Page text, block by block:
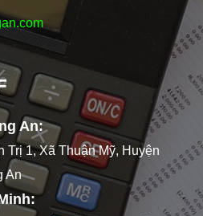
An:
Trị 1, Xã Thuận Mỹ, Huyện
An